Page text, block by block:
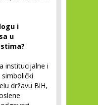
i
u
institucijalne i
državu BiH,